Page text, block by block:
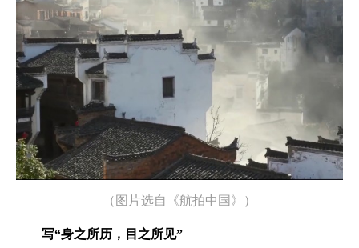
（图片选自《航拍中国》）
写“身之所历，目之所见”